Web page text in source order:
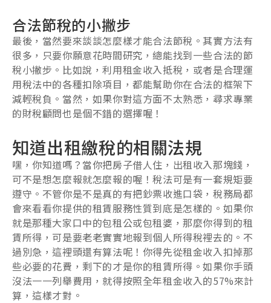
合法節稅的小撇步
最後，當然要來談談怎麼樣才能合法節稅。其實方法有
很多，只要你願意花時間研究，總能找到一些合法的節
稅小撇步。比如說，利用租金收入抵稅，或者是合理運
用稅法中的各種扣除項目，都能幫助你在合法的框架下
減輕稅負。當然，如果你對這方面不太熟悉，尋求專業
的財稅顧問也是個不錯的選擇喔！
知道出租繳稅的相關法規
嘿，你知道嗎？當你把房子借人住，出租收入那塊錢，
可不是想怎麼報就怎麼報的喔！稅法可是有一套規矩要
遵守。不管你是不是真的有把鈔票收進口袋，稅務局都
會來看看你提供的租賃服務性質到底是怎樣的。如果你
就是那種大家口中的包租公或包租婆，那麼你得到的租
賃所得，可是要老老實實地報到個人所得稅裡去的。不
過別急，這裡頭還有算法呢！你得先從租金收入扣掉那
些必要的花費，剩下的才是你的租賃所得。如果你手頭
沒法一一列舉費用，就得按照全年租金收入的57%來計
算，這樣才對。